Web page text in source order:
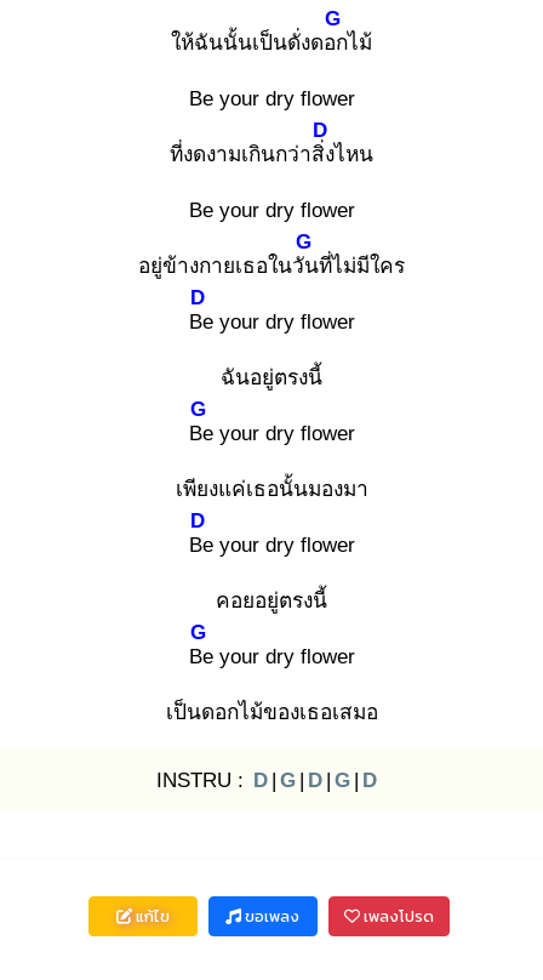
ให้ฉันนั้นเป็นดั่งดอก
G
ไม้
Be your dry flower
ที่งดงามเกินกว่าสิ่ง
D
ไหน
Be your dry flower
อยู่ข้างกายเธอในวัน
G
ที่ไม่มีใคร
Be
D
your dry flower
ฉันอยู่ตรงนี้
Be
G
your dry flower
เพียงแค่เธอนั้นมองมา
Be
D
your dry flower
คอยอยู่ตรงนี้
Be
G
your dry flower
เป็นดอกไม้ของเธอเสมอ
INSTRU : D | G | D | G | D
แก้ไข ขอเพลง เพลงโปรด